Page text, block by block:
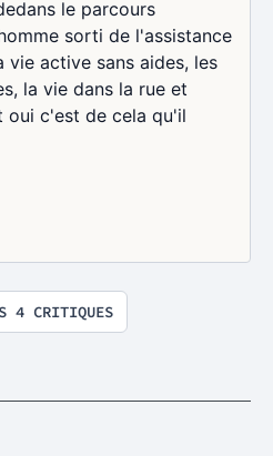
le parcours
sorti de l'assistance
vie active sans aides, les
la vie dans la rue et
c'est de cela qu'il
4 CRITIQUES